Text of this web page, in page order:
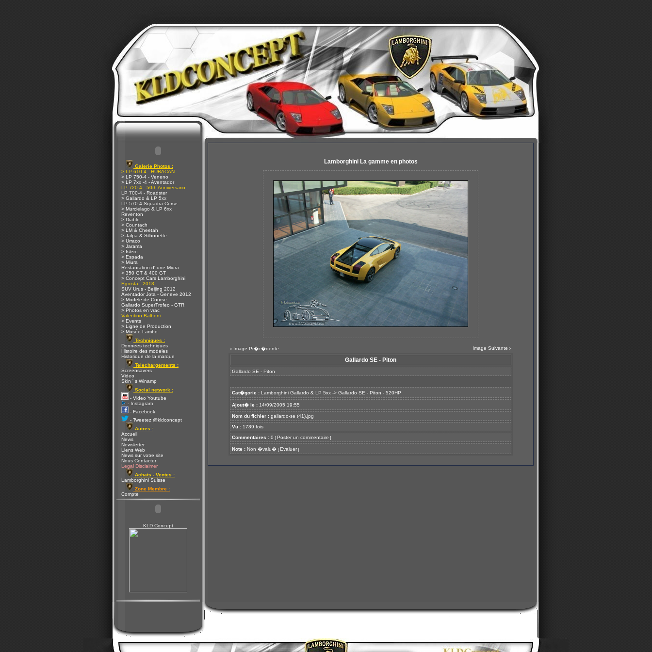
Galerie Photos :
> LP 610-4 - HURACAN
> LP 750-4 - Veneno
> LP 7xx -4 - Aventador
LP 720-4 - 50th Anniversario
LP 700-4 - Roadster
> Gallardo & LP 5xx
LP 570-4 Squadra Corse
> Murcielago & LP 6xx
Reventon
> Diablo
> Countach
> LM & Cheetah
> Jalpa & Silhouette
> Urraco
> Jarama
> Islero
> Espada
> Miura
Restauration d' une Miura
> 350 GT & 400 GT
> Concept Cars Lamborghini
Egoista - 2013
SUV Urus - Beijing 2012
Aventador Jota - Geneve 2012
> Modele de Course
Gallardo SuperTrofeo - GTR
> Photos en vrac
Valentino Balboni
> Events
> Ligne de Production
> Musée Lambo
Techniques :
Donnees techniques
Histoire des modeles
Historique de la marque
Telechargements :
Screensavers
Video
Skin ' s Winamp
Social network :
- Video Youtube
- Instagram
- Facebook
- Tweetez @kldconcept
Autres :
Accueil
News
Newsletter
Liens Web
News sur votre site
Nous Contacter
Legal Disclaimer
Achats - Ventes :
Lamborghini Suisse
Zone Membre :
Compte
KLD Concept
Lamborghini La gamme en photos
< Image Pr�c�dente Image Suivante >
Gallardo SE - Piton
Gallardo SE - Piton
Cat�gorie : Lamborghini Gallardo & LP 5xx -> Gallardo SE - Piton - 520HP
Ajout� le : 14/09/2005 19:55
Nom du fichier : gallardo-se (41).jpg
Vu : 1789 fois
Commentaires : 0 [ Poster un commentaire ]
Note : Non �valu� [ Evaluer ]